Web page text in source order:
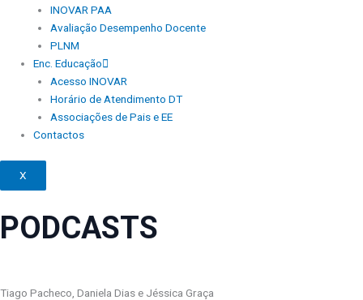
INOVAR PAA
Avaliação Desempenho Docente
PLNM
Enc. Educação
Acesso INOVAR
Horário de Atendimento DT
Associações de Pais e EE
Contactos
X
PODCASTS
Tiago Pacheco, Daniela Dias e Jéssica Graça